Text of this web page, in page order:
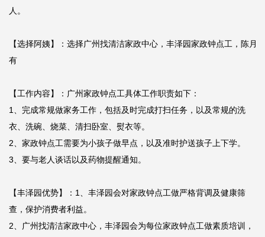
人。
【选择阿姨】：选择广州找清洁家政中心，丰泽园家政钟点工，陈月
有
【工作内容】：广州家政钟点工具体工作职责如下：
1、完成常规做家务工作，包括及时完成打扫任务，以及常规的洗
衣、洗碗、烧菜、清扫卧室、熨衣等。
2、家政钟点工需要为小孩子做早点，以及准时护送孩子上下学。
3、要与老人谈话以及药物提醒通知。
【丰泽园优势】：1、丰泽园会对家政钟点工做严格背调及健康筛
查，保护消费者利益。
2、广州找清洁家政中心，丰泽园会为每位家政钟点工做素质培训，